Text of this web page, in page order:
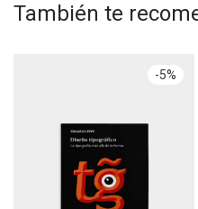
También te
-5%